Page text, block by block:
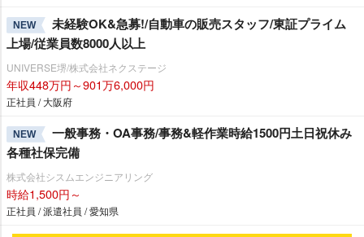
NEW
未経験OK&急募!/自動車の販売スタッフ/東証プライム
上場/従業員数8000人以上
UNIVERSE堺/株式会社ネクステージ
年収448万円～901万6,000円
正社員 / 大阪府
NEW
一般事務・OA事務/事務&軽作業時給1500円土日祝休み
各種社保完備
株式会社シスムエンジニアリング
時給1,500円～
正社員 / 派遣社員 / 愛知県